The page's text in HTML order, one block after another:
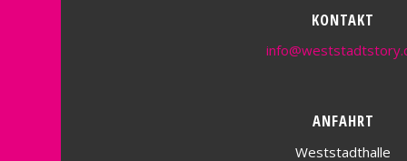
KONTAKT
ANFAHRT
Weststadthalle